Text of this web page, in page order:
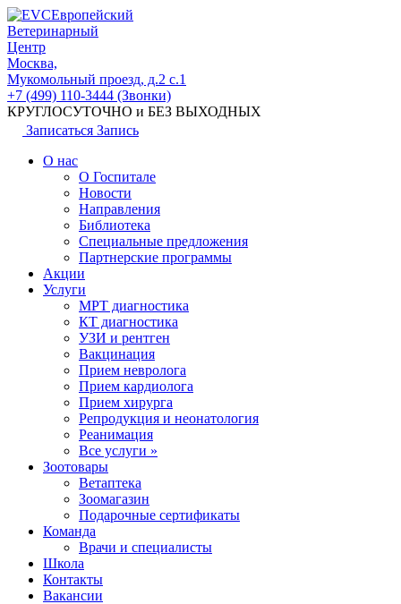
Европейский
Ветеринарный
Центр
Москва,
Мукомольный проезд, д.2 с.1
+7 (499) 110-3444 (Звонки)
КРУГЛОСУТОЧНО и БЕЗ ВЫХОДНЫХ
Записаться Запись
О нас
О Госпитале
Новости
Направления
Библиотека
Специальные предложения
Партнерские программы
Акции
Услуги
МРТ диагностика
КТ диагностика
УЗИ и рентген
Вакцинация
Прием невролога
Прием кардиолога
Прием хирурга
Репродукция и неонатология
Реанимация
Все услуги »
Зоотовары
Ветаптека
Зоомагазин
Подарочные сертификаты
Команда
Врачи и специалисты
Школа
Контакты
Вакансии